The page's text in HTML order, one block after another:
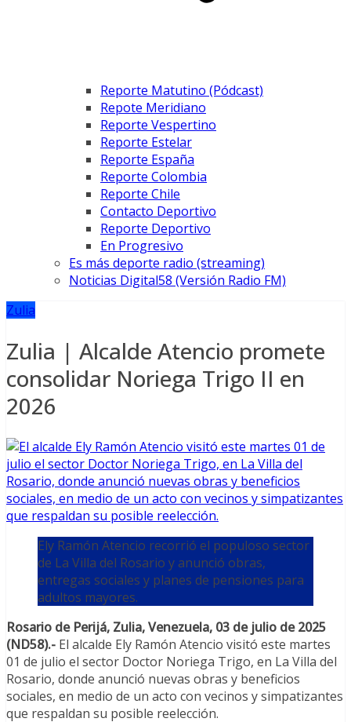
Reporte Matutino (Pódcast)
Repote Meridiano
Reporte Vespertino
Reporte Estelar
Reporte España
Reporte Colombia
Reporte Chile
Contacto Deportivo
Reporte Deportivo
En Progresivo
Es más deporte radio (streaming)
Noticias Digital58 (Versión Radio FM)
Zulia
Zulia | Alcalde Atencio promete
consolidar Noriega Trigo II en
2026
Ely Ramón Atencio recorrió el populoso sector
de La Villa del Rosario y anunció obras,
entregas sociales y planes de pensiones para
adultos mayores.
Rosario de Perijá, Zulia, Venezuela, 03 de julio de 2025
(ND58).- El alcalde Ely Ramón Atencio visitó este martes
01 de julio el sector Doctor Noriega Trigo, en La Villa del
Rosario, donde anunció nuevas obras y beneficios
sociales, en medio de un acto con vecinos y simpatizantes
que respaldan su posible reelección.